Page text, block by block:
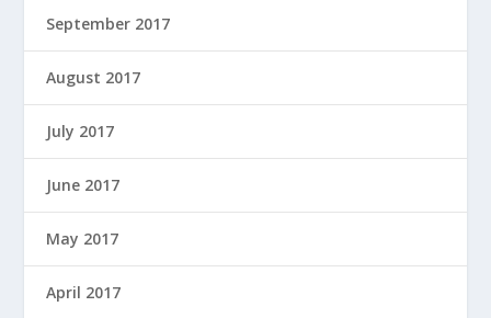
September 2017
August 2017
July 2017
June 2017
May 2017
April 2017